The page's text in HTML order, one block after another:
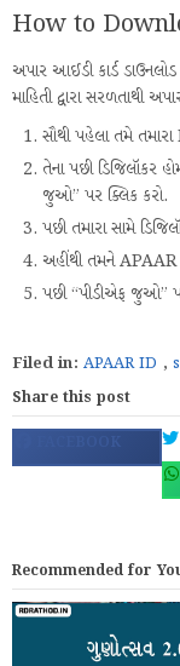
How to
અપાર આઈડી કાર્ડ
માહિતી દ્વારા સરળતાથી
સૌથી પહેલા તમે
તેના પછી ડિજિલૉકર
જુઓ” પર ક્લિક કરો.
પછી તમારા સામે
અહીંથી તમને
પછી “પીડીએફ જુઓ”
Filed in: APAAR ID ,
Share this post
FACEBOOK
Recommended for